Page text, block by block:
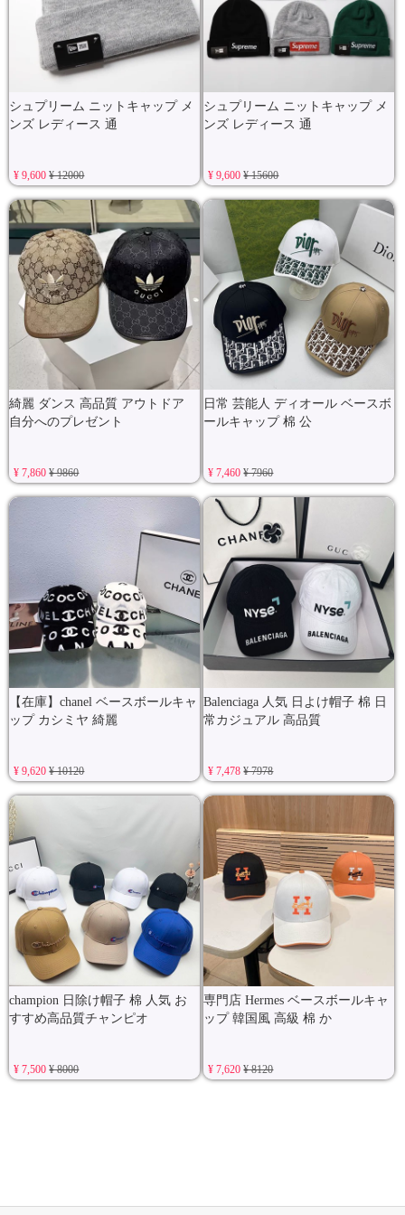
シュプリーム ニットキャップ メ
ンズ レディース 通
¥ 9,600¥ 12000
シュプリーム ニットキャップ メ
ンズ レディース 通
¥ 9,600¥ 15600
綺麗 ダンス 高品質 アウトドア
自分へのプレゼント
¥ 7,860¥ 9860
日常 芸能人 ディオール ベースボ
ールキャップ 棉 公
¥ 7,460¥ 7960
【在庫】chanel ベースボールキャ
ップ カシミヤ 綺麗
¥ 9,620¥ 10120
Balenciaga 人気 日よけ帽子 棉 日
常カジュアル 高品質
¥ 7,478¥ 7978
champion 日除け帽子 棉 人気 お
すすめ高品質チャンピオ
¥ 7,500¥ 8000
専門店 Hermes ベースボールキャ
ップ 韓国風 高級 棉 か
¥ 7,620¥ 8120